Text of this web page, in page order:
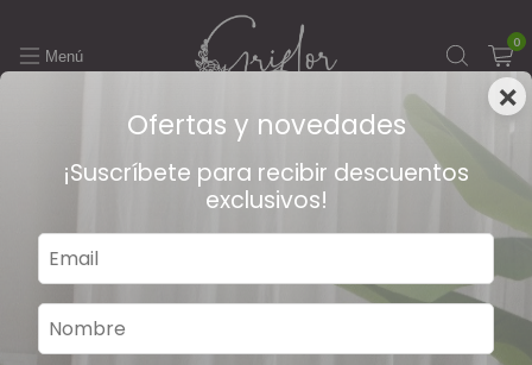
0
13
×
Ofertas y novedades
¡Suscríbete para recibir descuentos
exclusivos!